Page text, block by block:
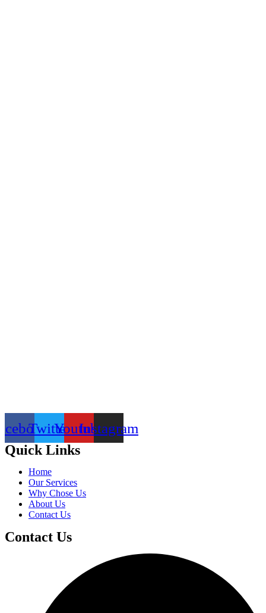
TwitterYoutubeInstagram
Quick Links
Home
Our Services
Why Chose Us
About Us
Contact Us
Contact Us